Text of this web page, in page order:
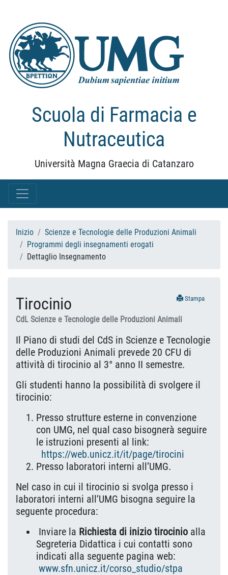
Scuola di Farmacia e
Nutraceutica
Università Magna Graecia di Catanzaro
Inizio
Scienze e Tecnologie delle Produzioni Animali
Programmi degli insegnamenti erogati
Dettaglio Insegnamento
Stampa
Tirocinio
CdL Scienze e Tecnologie delle Produzioni Animali
Il Piano di studi del CdS in Scienze e Tecnologie
delle Produzioni Animali prevede 20 CFU di
attività di tirocinio al 3° anno II semestre.
Gli studenti hanno la possibilità di svolgere il
tirocinio:
Presso strutture esterne in convenzione
con UMG, nel qual caso bisognerà seguire
le istruzioni presenti al link:
https://web.unicz.it/it/page/tirocini
Presso laboratori interni all’UMG.
Nel caso in cui il tirocinio si svolga presso i
laboratori interni all’UMG bisogna seguire la
seguente procedura:
Inviare la Richiesta di inizio tirocinio alla
Segreteria Didattica i cui contatti sono
indicati alla seguente pagina web:
www.sfn.unicz.it/corso_studio/stpa